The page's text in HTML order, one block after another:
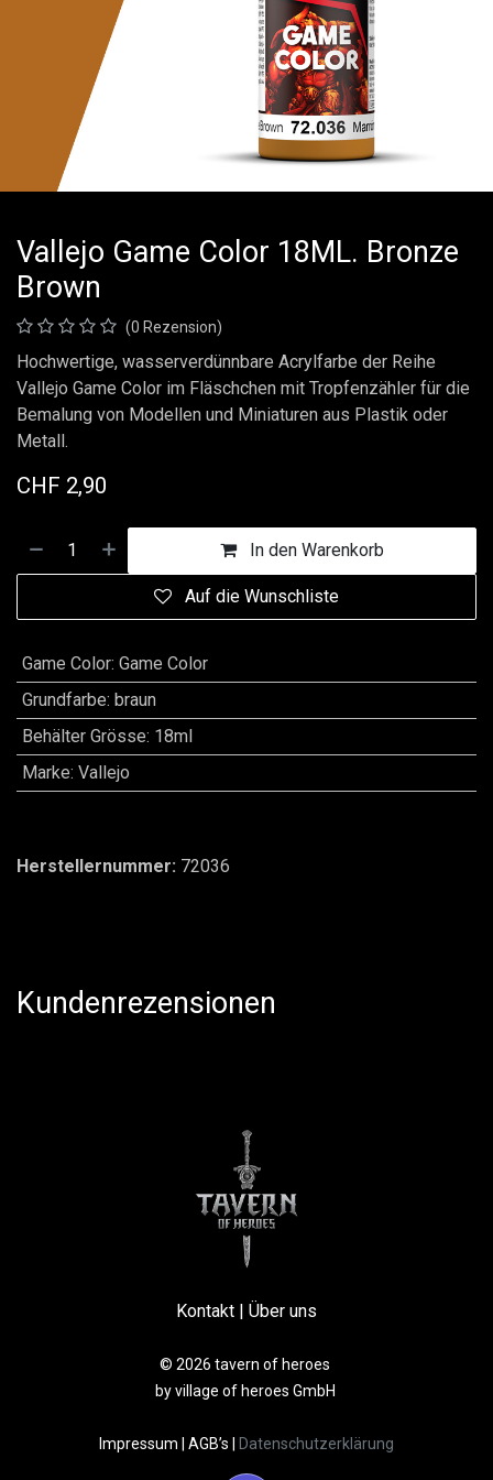
Vallejo Game Color 18ML. Bronze
Brown
(0 Rezension)
Hochwertige, wasserverdünnbare Acrylfarbe der Reihe
Vallejo Game Color im Fläschchen mit Tropfenzähler für die
Bemalung von Modellen und Miniaturen aus Plastik oder
Metall.
CHF 2,90
In den Warenkorb
Auf die Wunschliste
Game Color: Game Color
Grundfarbe: braun
Behälter Grösse: 18ml
Marke: Vallejo
Herstellernummer: 72036
Kundenrezensionen
Kontakt Über uns
© 2026 tavern of heroes
by village of heroes GmbH
Impressum AGB’s Datenschutzerklärung​